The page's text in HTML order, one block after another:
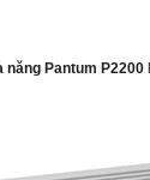
năng Pantum P2200